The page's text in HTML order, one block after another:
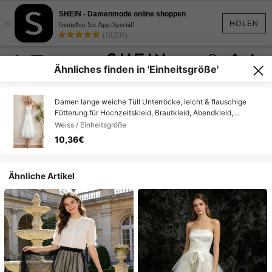
HOLEN
×
SHEIN - Damenmode online shoppen
Genießen Sie App-Special!
(10,830)
Ähnliches finden in 'Einheitsgröße'
Damen lange weiche Tüll Unterröcke, leicht & flauschige
Fütterung für Hochzeitskleid, Brautkleid, Abendkleid,
Einheitsgröße
Weiss / Einheitsgröße
10,36€
Ähnliche Artikel